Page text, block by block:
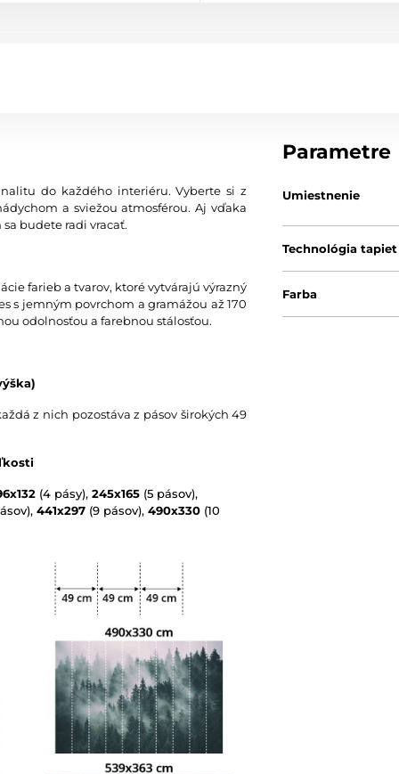
do každého interiéru. Vyberte si z
a sviežou atmosférou. Aj vďaka
budete radi vracať.
farieb a tvarov, ktoré vytvárajú výrazný
s jemným povrchom a gramážou až 170
odolnosťou a farebnou stálosťou.
z nich pozostáva z pásov širokých 49
(4 pásy), 245x165 (5 pásov),
441x297 (9 pásov), 490x330 (10
Parametre
Umiestnenie
Technológia tapiet
Farba